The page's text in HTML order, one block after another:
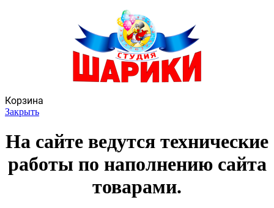
Корзина
Закрыть
На сайте ведутся технические
работы по наполнению сайта
товарами.